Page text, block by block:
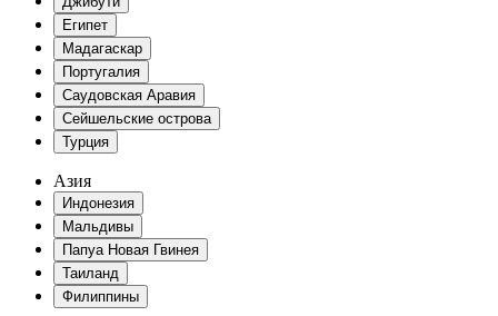
Египет
Мадагаскар
Португалия
Саудовская Аравия
Сейшельские острова
Турция
Азия
Индонезия
Мальдивы
Папуа Новая Гвинея
Таиланд
Филиппины